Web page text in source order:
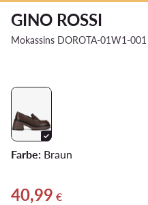
GINO ROSSI
Mokassins DOROTA-01W1-
Farbe: Braun
Aktueller Preis 40,99 €
40,99 €